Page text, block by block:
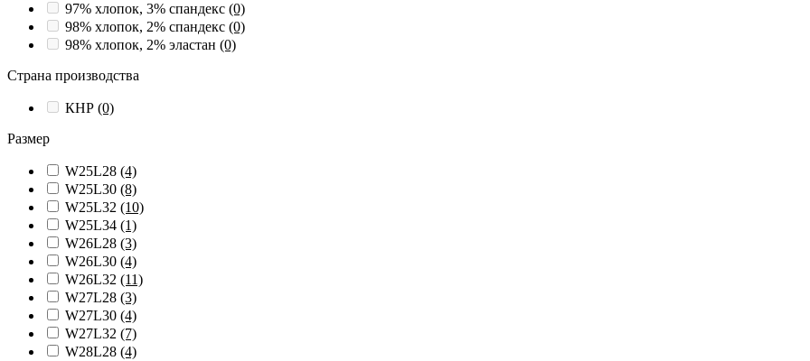
97% хлопок, 3% спандекс (0)
98% хлопок, 2% спандекс (0)
98% хлопок, 2% эластан (0)
Страна производства
КНР (0)
Размер
W25L28 (4)
W25L30 (8)
W25L32 (10)
W25L34 (1)
W26L28 (3)
W26L30 (4)
W26L32 (11)
W27L28 (3)
W27L30 (4)
W27L32 (7)
W28L28 (4)